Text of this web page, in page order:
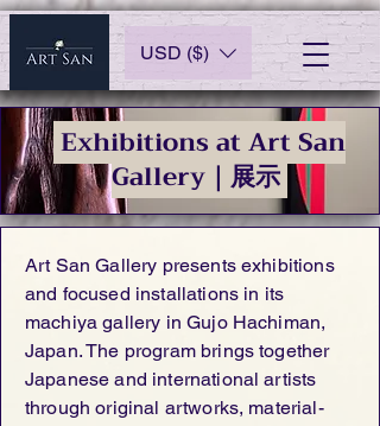
USD ($)
Exhibitions at Art San
Gallery｜展示
Art San Gallery presents exhibitions
and focused installations in its
machiya gallery in Gujo Hachiman,
Japan. The program brings together
Japanese and international artists
through original artworks, material-